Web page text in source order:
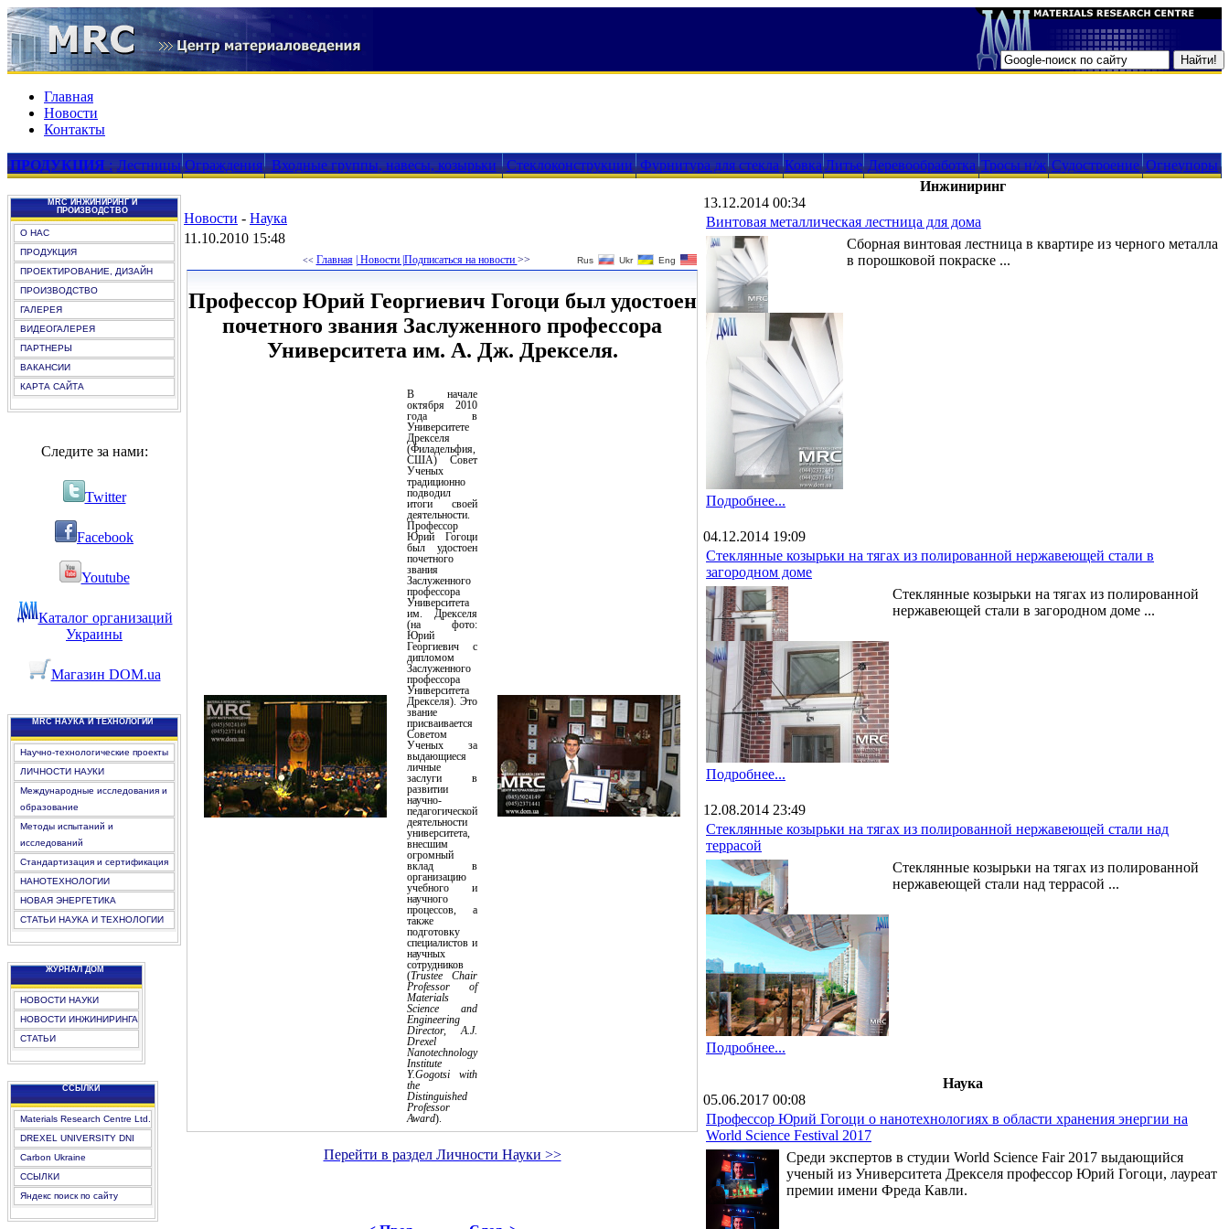
Главная
Новости
Контакты
ПРОДУКЦИЯ: Лестницы Ограждения Входные группы, навесы, козырьки Стеклоконструкции Фурнитура для стекла КовкаЛитье Деревообработка Тросы н/ж Судостроение Огнеупоры
MRC ИНЖИНИРИНГ И
ПРОИЗВОДСТВО
О НАС
ПРОДУКЦИЯ
ПРОЕКТИРОВАНИЕ, ДИЗАЙН
ПРОИЗВОДСТВО
ГАЛЕРЕЯ
ВИДЕОГАЛЕРЕЯ
ПАРТНЕРЫ
ВАКАНСИИ
КАРТА САЙТА
Следите за нами:
Twitter
Facebook
Youtube
Каталог организаций
Украины
Магазин DOM.ua
MRC НАУКА И ТЕХНОЛОГИИ
Научно-технологические проекты
ЛИЧНОСТИ НАУКИ
Международные исследования и
образование
Методы испытаний и
исследований
Стандартизация и сертификация
НАНОТЕХНОЛОГИИ
НОВАЯ ЭНЕРГЕТИКА
СТАТЬИ НАУКА И ТЕХНОЛОГИИ
ЖУРНАЛ ДОМ
НОВОСТИ НАУКИ
НОВОСТИ ИНЖИНИРИНГА
СТАТЬИ
CCЫЛКИ
Materials Research Centre Ltd.
DREXEL UNIVERSITY DNI
Carbon Ukraine
ССЫЛКИ
Яндекс поиск по сайту
Новости - Наука
11.10.2010 15:48
<< Главная | Новости | Подписаться на новости >> Rus Ukr Eng
Профессор Юрий Георгиевич Гогоци был удостоен
почетного звания Заслуженного профессора
Университета им. А. Дж. Дрекселя.
В начале
октября 2010
года в
Университете
Дрекселя
(Филадельфия,
США) Совет
Ученых
традиционно
подводил
итоги своей
деятельности.
Профессор
Юрий Гогоци
был удостоен
почетного
звания
Заслуженного
профессора
Университета
им. Дрекселя
(на фото:
Юрий
Георгиевич с
дипломом
Заслуженного
профессора
Университета
Дрекселя). Это
звание
присваивается
Советом
Ученых за
выдающиеся
личные
заслуги в
развитии
научно-
педагогической
деятельности
университета,
внесшим
огромный
вклад в
организацию
учебного и
научного
процессов, а
также
подготовку
специалистов и
научных
сотрудников
(Trustee Chair
Professor of
Materials
Science and
Engineering
Director, A.J.
Drexel
Nanotechnology
Institute
Y.Gogotsi with
the
Distinguished
Professor
Award).
Перейти в раздел Личности Науки >>
Инжиниринг
13.12.2014 00:34
Винтовая металлическая лестница для дома
Сборная винтовая лестница в квартире из черного металла
в порошковой покраске ...
Подробнее...
04.12.2014 19:09
Стеклянные козырьки на тягах из полированной нержавеющей стали в
загородном доме
Стеклянные козырьки на тягах из полированной
нержавеющей стали в загородном доме ...
Подробнее...
12.08.2014 23:49
Стеклянные козырьки на тягах из полированной нержавеющей стали над
террасой
Стеклянные козырьки на тягах из полированной
нержавеющей стали над террасой ...
Подробнее...
Наука
05.06.2017 00:08
Профессор Юрий Гогоци о нанотехнологиях в области хранения энергии на
World Science Festival 2017
Среди экспертов в студии World Science Fair 2017 выдающийся
ученый из Университета Дрекселя профессор Юрий Гогоци, лауреат
премии имени Фреда Кавли.